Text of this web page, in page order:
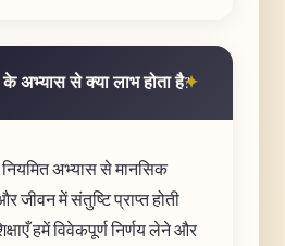
अभ्यास से क्या लाभ होता है?
अभ्यास से मानसिक
जीवन में संतुष्टि प्राप्त होती
हमें विवेकपूर्ण निर्णय लेने और